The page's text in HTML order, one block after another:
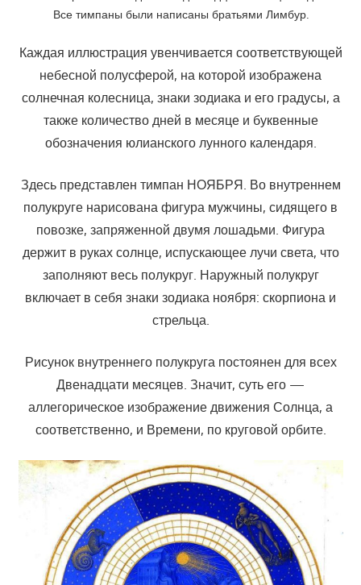
Все тимпаны были написаны братьями Лимбур.
Каждая иллюстрация увенчивается соответствующей
небесной полусферой, на которой изображена
солнечная колесница, знаки зодиака и его градусы, а
также количество дней в месяце и буквенные
обозначения юлианского лунного календаря.
Здесь представлен тимпан НОЯБРЯ. Во внутреннем
полукруге нарисована фигура мужчины, сидящего в
повозке, запряженной двумя лошадьми. Фигура
держит в руках солнце, испускающее лучи света, что
заполняют весь полукруг. Наружный полукруг
включает в себя знаки зодиака ноября: скорпиона и
стрельца.
Рисунок внутреннего полукруга постоянен для всех
Двенадцати месяцев. Значит, суть его —
аллегорическое изображение движения Солнца, а
соответственно, и Времени, по круговой орбите.